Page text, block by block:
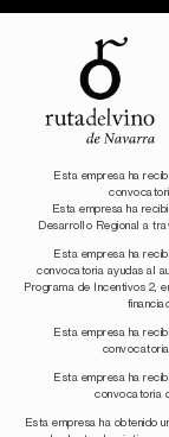
Esta empresa ha
Esta empresa ha
Desarrollo Regional a
Esta empresa ha
convocatoria ayudas al
Programa de Incentivos 2,
Esta empresa ha
Esta empresa ha
convocatoria
Esta empresa ha obtenido